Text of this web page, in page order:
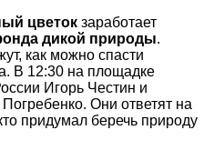
цветок заработает
дикой природы.
как можно спасти
В 12:30 на площадке
Игорь Честин и
Они ответят на
придумал беречь природу